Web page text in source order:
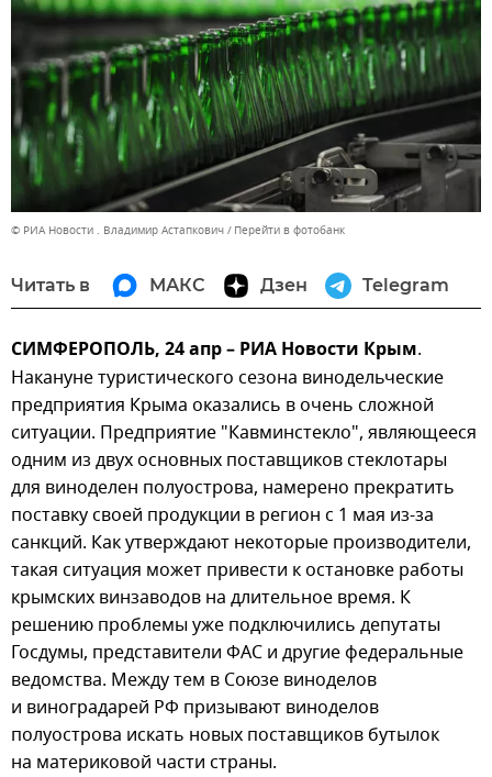
© РИА Новости . Владимир Астапкович Перейти в фотобанк
Читать в МАКС Дзен Telegram
СИМФЕРОПОЛЬ, 24 апр – РИА Новости Крым.
Накануне туристического сезона винодельческие
предприятия Крыма оказались в очень сложной
ситуации. Предприятие "Кавминстекло", являющееся
одним из двух основных поставщиков стеклотары
для виноделен полуострова, намерено прекратить
поставку своей продукции в регион с 1 мая из-за
санкций. Как утверждают некоторые производители,
такая ситуация может привести к остановке работы
крымских винзаводов на длительное время. К
решению проблемы уже подключились депутаты
Госдумы, представители ФАС и другие федеральные
ведомства. Между тем в Союзе виноделов
и виноградарей РФ призывают виноделов
полуострова искать новых поставщиков бутылок
на материковой части страны.